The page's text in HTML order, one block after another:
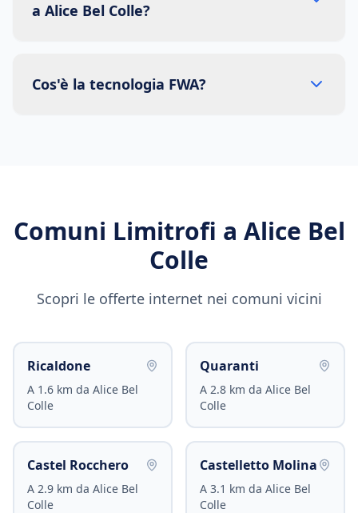
a Alice Bel Colle?
Cos'è la tecnologia FWA?
Comuni Limitrofi a Alice Bel
Colle
Scopri le offerte internet nei comuni vicini
Ricaldone
A 1.6 km da Alice Bel
Colle
Quaranti
A 2.8 km da Alice Bel
Colle
Castel Rocchero
A 2.9 km da Alice Bel
Colle
Castelletto Molina
A 3.1 km da Alice Bel
Colle